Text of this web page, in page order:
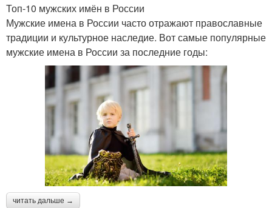
Топ-10 мужских имён в России
Мужские имена в России часто отражают православные
традиции и культурное наследие. Вот самые популярные
мужские имена в России за последние годы:
читать дальше →